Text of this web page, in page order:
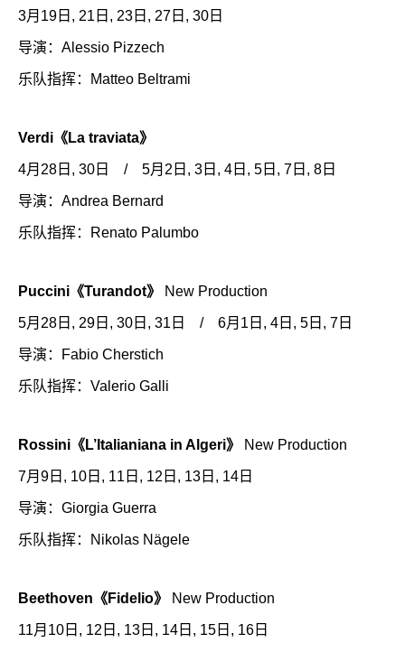
3月19日, 21日, 23日, 27日, 30日
导演：Alessio Pizzech
乐队指挥：Matteo Beltrami
Verdi《La traviata》
4月28日, 30日 / 5月2日, 3日, 4日, 5日, 7日, 8日
导演：Andrea Bernard
乐队指挥：Renato Palumbo
Puccini《Turandot》 New Production
5月28日, 29日, 30日, 31日 / 6月1日, 4日, 5日, 7日
导演：Fabio Cherstich
乐队指挥：Valerio Galli
Rossini《L’Italianiana in Algeri》 New Production
7月9日, 10日, 11日, 12日, 13日, 14日
导演：Giorgia Guerra
乐队指挥：Nikolas Nägele
Beethoven《Fidelio》 New Production
11月10日, 12日, 13日, 14日, 15日, 16日